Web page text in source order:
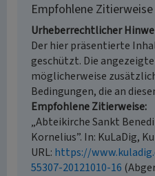
Empfohlene Zitierweise
Urheberrechtlicher
Der hier präsentierte
geschützt. Die
möglicherweise
Bedingungen, die an
Empfohlene Zitierweise
„Abteikirche Sankt
Kornelius”. In: KuLaDig,
URL: https://
55307-20121010-16